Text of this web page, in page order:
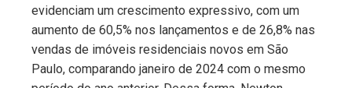
evidenciam um crescimento expressivo, com um
aumento de 60,5% nos lançamentos e de 26,8% nas
vendas de imóveis residenciais novos em São
Paulo, comparando janeiro de 2024 com o mesmo